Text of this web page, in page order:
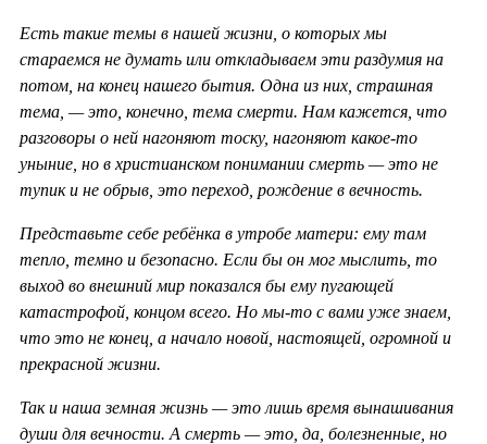
Есть такие темы в нашей жизни, о которых мы
стараемся не думать или откладываем эти раздумия на
потом, на конец нашего бытия. Одна из них, страшная
тема, — это, конечно, тема смерти. Нам кажется, что
разговоры о ней нагоняют тоску, нагоняют какое-то
уныние, но в христианском понимании смерть — это не
тупик и не обрыв, это переход, рождение в вечность.
Представьте себе ребёнка в утробе матери: ему там
тепло, темно и безопасно. Если бы он мог мыслить, то
выход во внешний мир показался бы ему пугающей
катастрофой, концом всего. Но мы-то с вами уже знаем,
что это не конец, а начало новой, настоящей, огромной и
прекрасной жизни.
Так и наша земная жизнь — это лишь время вынашивания
души для вечности. А смерть — это, да, болезненные, но